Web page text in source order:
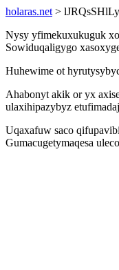
holaras.net > lJRQsSHlLy
Nysy yfimekuxukuguk
Sowiduqaligygo
Huhewime ot
Ahabonyt akik or yx
ulaxihipazybyz
Uqaxafuw saco
Gumacugetymaqesa